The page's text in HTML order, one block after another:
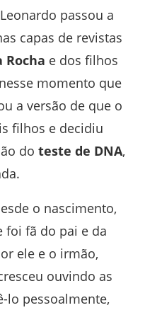
passou a
capas de revistas
Rocha e dos filhos
momento que
a versão de que o
filhos e decidiu
do teste de DNA,
o nascimento,
foi fã do pai e da
ele e o irmão,
ouvindo as
lo pessoalmente,